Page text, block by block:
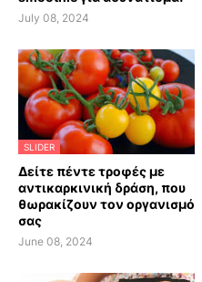
July 08, 2024
SLIDER
Δείτε πέντε τροφές με
αντικαρκινική δράση, που
θωρακίζουν τον οργανισμό
σας
June 08, 2024